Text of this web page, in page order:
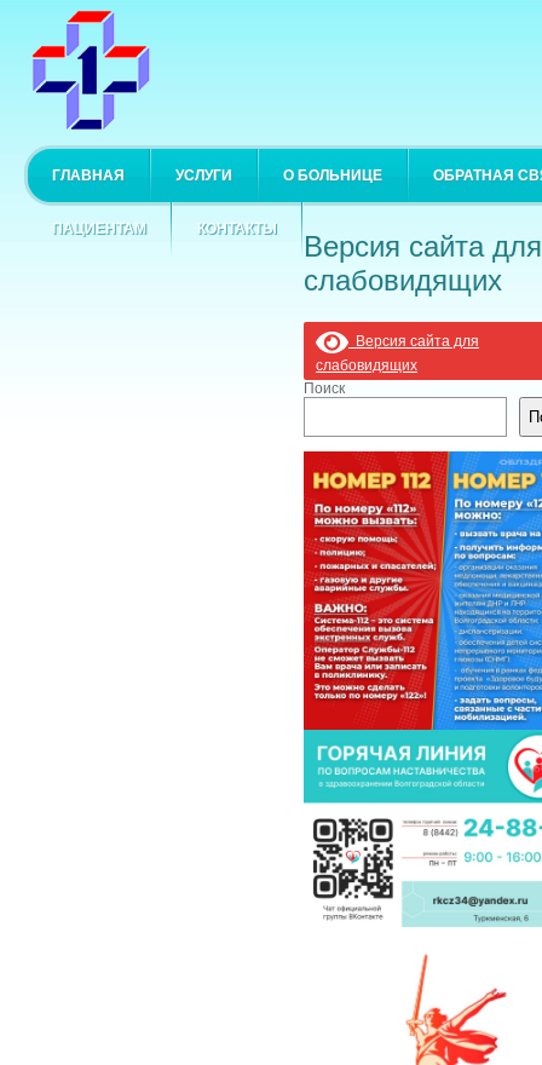
ГЛАВНАЯ УСЛУГИ О БОЛЬНИЦЕ ОБРАТНАЯ
ПАЦИЕНТАМ КОНТАКТЫ
Версия сайта для
слабовидящих
Версия сайта для
слабовидящих
Поиск